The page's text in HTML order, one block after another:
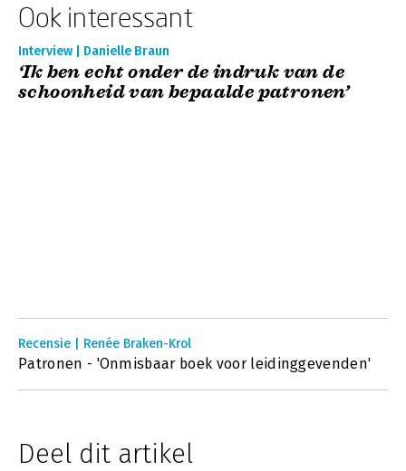
Ook interessant
Interview | Danielle Braun
‘Ik ben echt onder de indruk van de
schoonheid van bepaalde patronen’
Recensie | Renée Braken-Krol
Patronen - 'Onmisbaar boek voor leidinggevenden'
Deel dit artikel